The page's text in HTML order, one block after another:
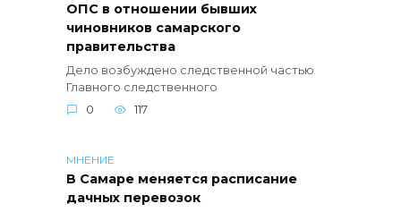
ОПС в отношении бывших
чиновников самарского
правительства
Дело возбуждено следственной частью
Главного следственного
0
117
МНЕНИЕ
В Самаре меняется расписание
дачных перевозок